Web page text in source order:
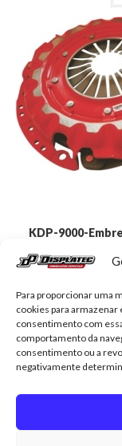
Para proporcionar uma
cookies para
consentimento com
comportamento da
consentimento ou a
negativamente
KDP-9000-